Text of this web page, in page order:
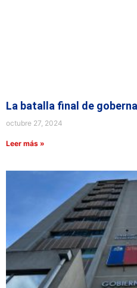
La batalla final de
octubre 27, 2024
Leer más »